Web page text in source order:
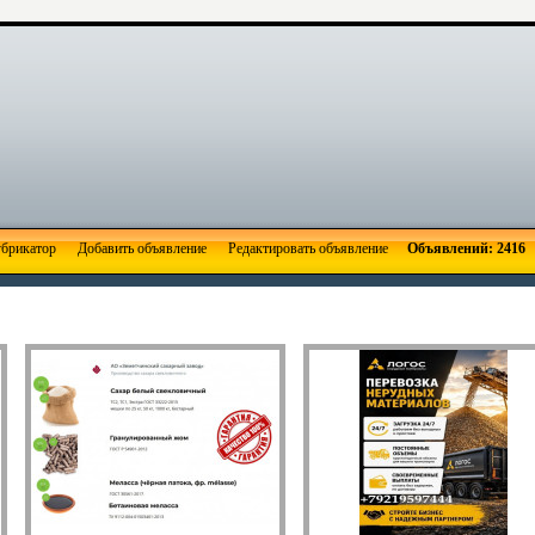
Добавить объявление Редактировать объявление Объявлений: 2416